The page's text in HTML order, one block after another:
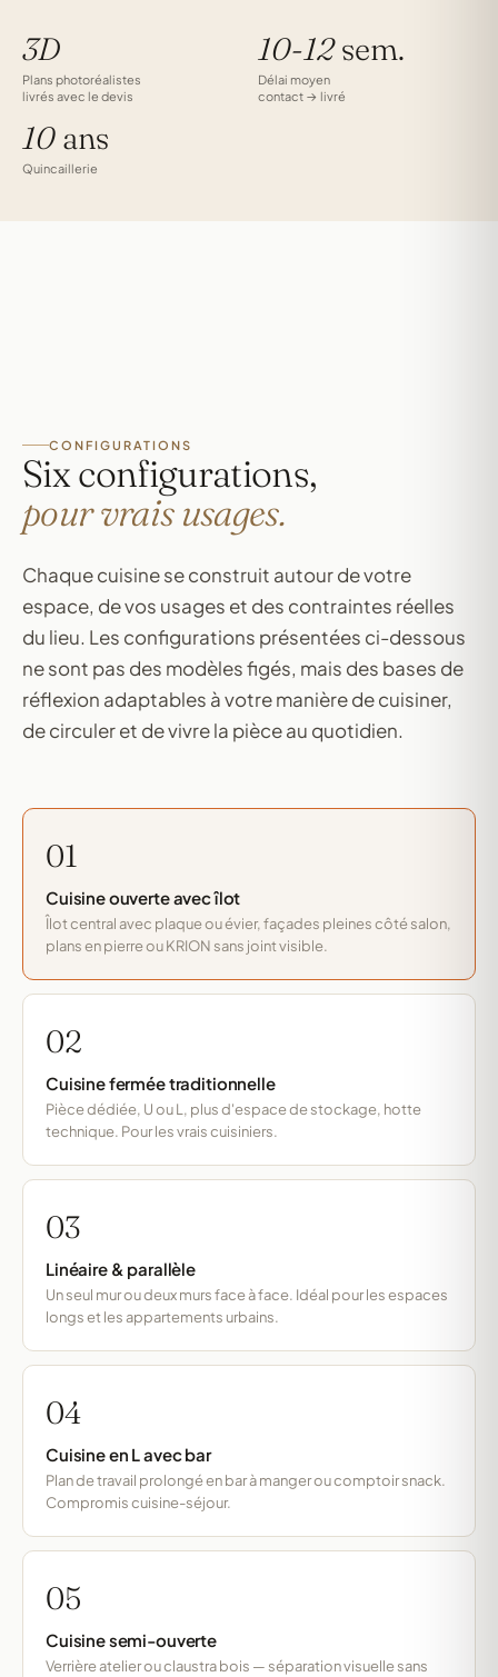
3D
Plans photoréalistes
livrés avec le devis
10-12sem.
Délai moyen
contact → livré
10 ans
Quincaillerie
CONFIGURATIONS
Six configurations,
pour vrais usages.
Chaque cuisine se construit autour de votre
espace, de vos usages et des contraintes réelles
du lieu. Les configurations présentées ci-dessous
ne sont pas des modèles figés, mais des bases de
réflexion adaptables à votre manière de cuisiner,
de circuler et de vivre la pièce au quotidien.
01
Cuisine ouverte avec îlot
Îlot central avec plaque ou évier, façades pleines côté salon,
plans en pierre ou KRION sans joint visible.
02
Cuisine fermée traditionnelle
Pièce dédiée, U ou L, plus d'espace de stockage, hotte
technique. Pour les vrais cuisiniers.
03
Linéaire & parallèle
Un seul mur ou deux murs face à face. Idéal pour les espaces
longs et les appartements urbains.
04
Cuisine en L avec bar
Plan de travail prolongé en bar à manger ou comptoir snack.
Compromis cuisine-séjour.
05
Cuisine semi-ouverte
Verrière atelier ou claustra bois — séparation visuelle sans